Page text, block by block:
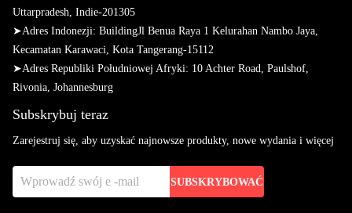
Uttarpradesh, Indie-201305
➤Adres Indonezji: BuildingJl Benua Raya 1 Kelurahan Nambo Jaya,
Kecamatan Karawaci, Kota Tangerang-15112
➤Adres Republiki Południowej Afryki: 10 Achter Road, Paulshof,
Rivonia, Johannesburg
Subskrybuj teraz
Zarejestruj się, aby uzyskać najnowsze produkty, nowe wydania i więcej
SUBSKRYBOWAĆ